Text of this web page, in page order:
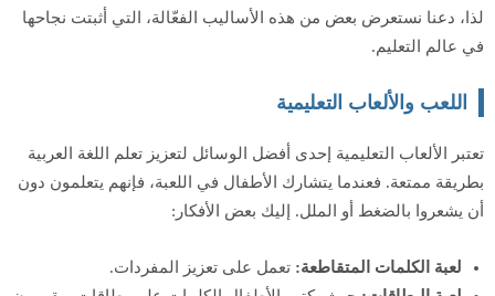
لذا، دعنا نستعرض بعض من هذه الأساليب الفعّالة، التي أثبتت نجاحها
في عالم التعليم.
اللعب والألعاب التعليمية
تعتبر الألعاب التعليمية إحدى أفضل الوسائل لتعزيز تعلم اللغة العربية
بطريقة ممتعة. فعندما يتشارك الأطفال في اللعبة، فإنهم يتعلمون دون
أن يشعروا بالضغط أو الملل. إليك بعض الأفكار:
لعبة الكلمات المتقاطعة: تعمل على تعزيز المفردات.